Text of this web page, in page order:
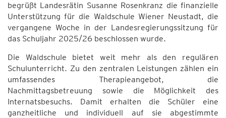
begrüßt Landesrätin Susanne Rosenkranz die finanzielle
Unterstützung für die Waldschule Wiener Neustadt, die
vergangene Woche in der Landesregierungssitzung für
das Schuljahr 2025/26 beschlossen wurde.
Die Waldschule bietet weit mehr als den regulären
Schulunterricht. Zu den zentralen Leistungen zählen ein
umfassendes Therapieangebot, die
Nachmittagsbetreuung sowie die Möglichkeit des
Internatsbesuchs. Damit erhalten die Schüler eine
ganzheitliche und individuell auf sie abgestimmte